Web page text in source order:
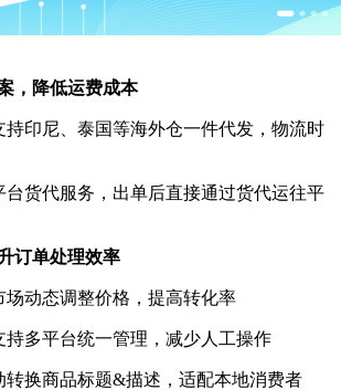
，降低运费成本
持印尼、泰国等海外仓一件代发，物流时
台货代服务，出单后直接通过货代运往平
订单处理效率
场动态调整价格，提高转化率
持多平台统一管理，减少人工操作
转换商品标题&描述，适配本地消费者